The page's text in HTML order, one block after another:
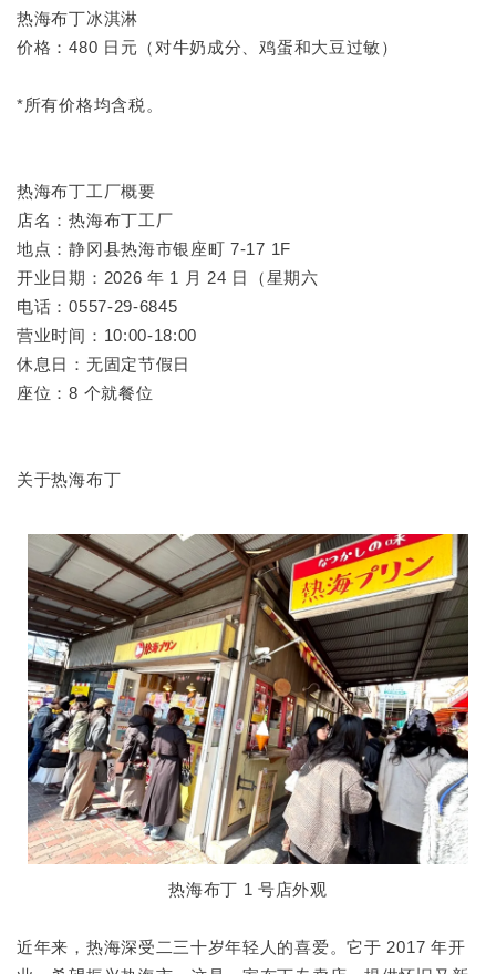
热海布丁冰淇淋
价格：480 日元（对牛奶成分、鸡蛋和大豆过敏）
*所有价格均含税。
热海布丁工厂概要
店名：热海布丁工厂
地点：静冈县热海市银座町 7-17 1F
开业日期：2026 年 1 月 24 日（星期六
电话：0557-29-6845
营业时间：10:00-18:00
休息日：无固定节假日
座位：8 个就餐位
关于热海布丁
热海布丁 1 号店外观
近年来，热海深受二三十岁年轻人的喜爱。它于 2017 年开